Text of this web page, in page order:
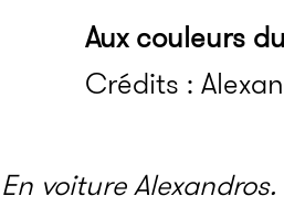
Aux couleurs
Crédits :
En voiture Alexandros.